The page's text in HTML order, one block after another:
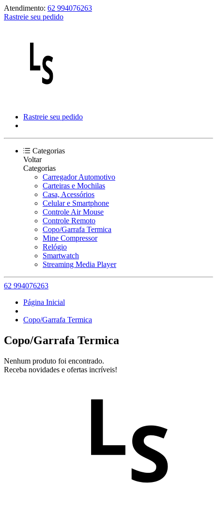
Atendimento: 62 994076263
Rastreie seu pedido
Rastreie seu pedido
Categorias
Voltar
Categorias
Carregador Automotivo
Carteiras e Mochilas
Casa, Acessórios
Celular e Smartphone
Controle Air Mouse
Controle Remoto
Copo/Garrafa Termica
Mine Compressor
Relógio
Smartwatch
Streaming Media Player
62 994076263
Página Inicial
Copo/Garrafa Termica
Copo/Garrafa Termica
Nenhum produto foi encontrado.
Receba novidades e ofertas incríveis!